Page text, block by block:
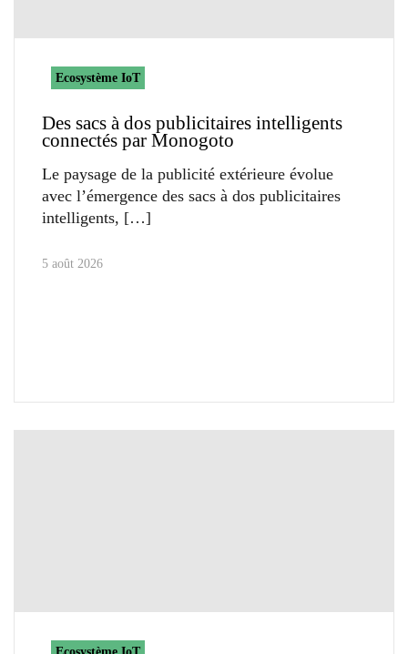
Ecosystème IoT
Des sacs à dos publicitaires intelligents
connectés par Monogoto
Le paysage de la publicité extérieure évolue
avec l’émergence des sacs à dos publicitaires
intelligents,
5 août 2026